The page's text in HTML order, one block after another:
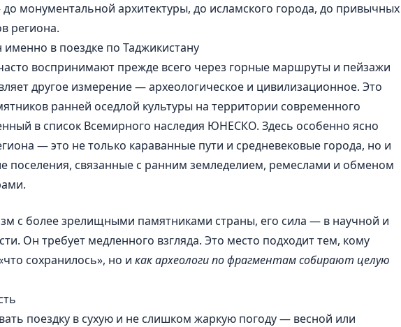
монументальной архитектуры, до исламского города, до привычных
региона.
в поездке по Таджикистану
воспринимают прежде всего через горные маршруты и пейзажи
другое измерение — археологическое и цивилизационное. Это
ранней оседлой культуры на территории современного
в список Всемирного наследия ЮНЕСКО. Здесь особенно ясно
— это не только караванные пути и средневековые города, но и
поселения, связанные с ранним земледелием, ремеслами и обменом
с более зрелищными памятниками страны, его сила — в научной и
Он требует медленного взгляда. Это место подходит тем, кому
сохранилось», но и как археологи по фрагментам собирают целую
поездку в сухую и не слишком жаркую погоду — весной или